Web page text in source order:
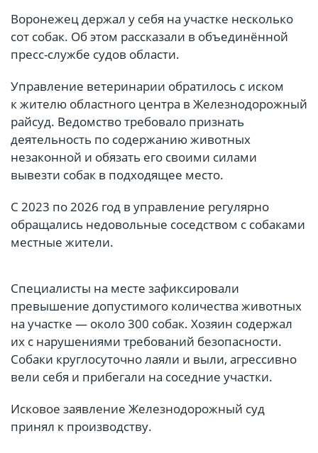
Воронежец держал у себя на участке несколько
сот собак. Об этом рассказали в объединённой
пресс-службе судов области.
Управление ветеринарии обратилось с иском
к жителю областного центра в Железнодорожный
райсуд. Ведомство требовало признать
деятельность по содержанию животных
незаконной и обязать его своими силами
вывезти собак в подходящее место.
С 2023 по 2026 год в управление регулярно
обращались недовольные соседством с собаками
местные жители.
Специалисты на месте зафиксировали
превышение допустимого количества животных
на участке — около 300 собак. Хозяин содержал
их с нарушениями требований безопасности.
Собаки круглосуточно лаяли и выли, агрессивно
вели себя и прибегали на соседние участки.
Исковое заявление Железнодорожный суд
принял к производству.